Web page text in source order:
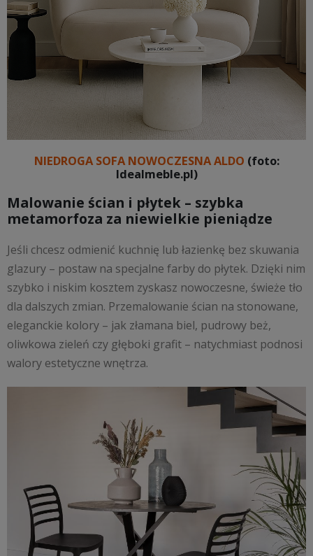
NIEDROGA SOFA NOWOCZESNA ALDO (foto:
Idealmeble.pl)
Malowanie ścian i płytek – szybka
metamorfoza za niewielkie pieniądze
Jeśli chcesz odmienić kuchnię lub łazienkę bez skuwania
glazury – postaw na specjalne farby do płytek. Dzięki nim
szybko i niskim kosztem zyskasz nowoczesne, świeże tło
dla dalszych zmian. Przemalowanie ścian na stonowane,
eleganckie kolory – jak złamana biel, pudrowy beż,
oliwkowa zieleń czy głęboki grafit – natychmiast podnosi
walory estetyczne wnętrza.